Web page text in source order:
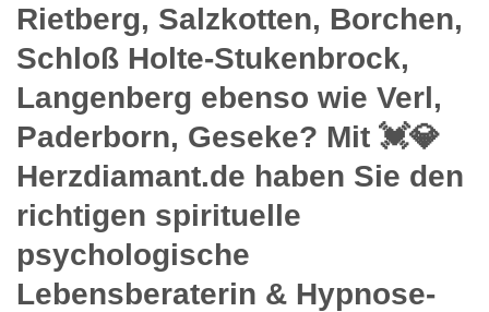
Rietberg, Salzkotten, Borchen,
Schloß Holte-Stukenbrock,
Langenberg ebenso wie Verl,
Paderborn, Geseke? Mit 💓️💎
Herzdiamant.de haben Sie den
richtigen spirituelle
psychologische
Lebensberaterin & Hypnose-